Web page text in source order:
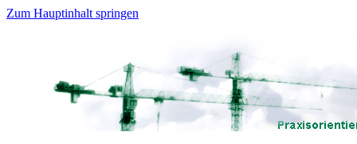
Zum Hauptinhalt springen